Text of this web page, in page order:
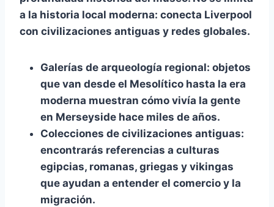
a la historia local moderna: conecta Liverpool
con civilizaciones antiguas y redes globales.
Galerías de arqueología regional: objetos
que van desde el Mesolítico hasta la era
moderna muestran cómo vivía la gente
en Merseyside hace miles de años.
Colecciones de civilizaciones antiguas:
encontrarás referencias a culturas
egipcias, romanas, griegas y vikingas
que ayudan a entender el comercio y la
migración.